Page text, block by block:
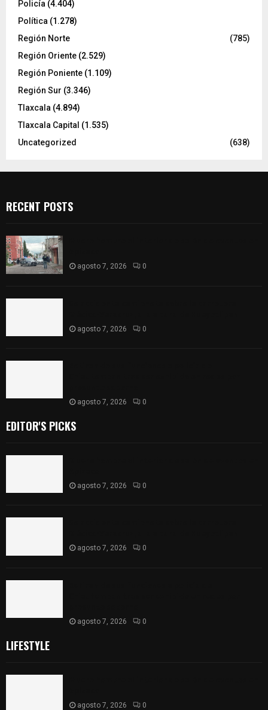
Policía (4.404)
Política (1.278)
Región Norte
(785)
Región Oriente (2.529)
Región Poniente (1.109)
Región Sur (3.346)
Tlaxcala (4.894)
Tlaxcala Capital (1.535)
Uncategorized
(638)
RECENT POSTS
agosto 7, 2026 0
agosto 7, 2026 0
agosto 7, 2026 0
EDITOR'S PICKS
agosto 7, 2026 0
agosto 7, 2026 0
agosto 7, 2026 0
LIFESTYLE
agosto 7, 2026 0